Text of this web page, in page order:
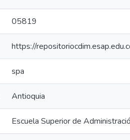
05819
https://
spa
Antioquia
Escuela Superior de